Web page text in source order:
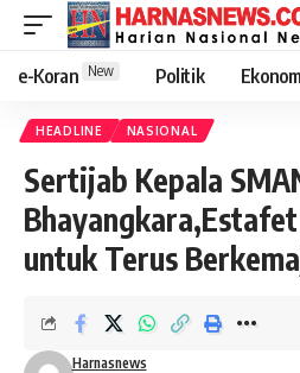
e-Koran New Politik
HEADLINE NASIONAL
Sertijab Kepala
untuk Terus
Harnasnews